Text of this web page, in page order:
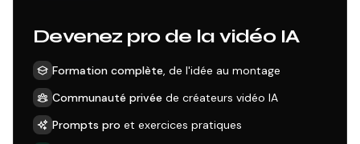
Devenez pro de la vidéo IA
Formation complète, de l'idée au montage
Communauté privée de créateurs vidéo IA
Prompts pro et exercices pratiques